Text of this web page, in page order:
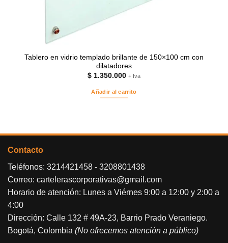
Tablero en vidrio templado brillante de 150×100 cm con
dilatadores
$ 1.350.000 + Iva
Añadir al carrito
Contacto
Teléfonos: 3214421458 - 3208801438
Correo: cartelerascorporativas@gmail.com
Horario de atención: Lunes a Viérnes 9:00 a 12:00 y 2:00 a
4:00
Dirección: Calle 132 # 49A-23, Barrio Prado Veraniego.
Bogotá, Colombia (No ofrecemos atención a público)